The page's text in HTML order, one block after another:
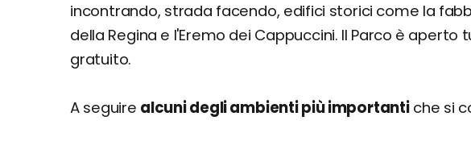
incontrando, strada facendo, edifici storici come la
della Regina e l'Eremo dei Cappuccini. Il Parco è aperto
gratuito.
A seguire alcuni degli ambienti più importantiche si